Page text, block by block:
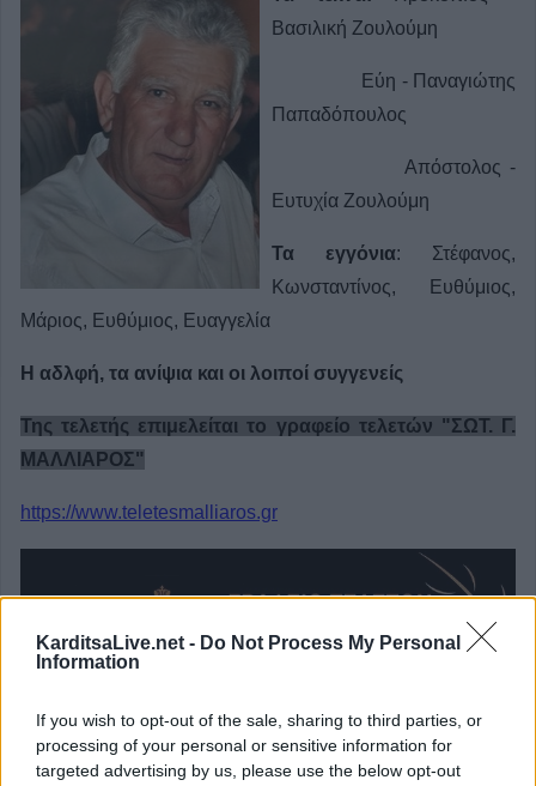
KarditsaLive.net - Do Not Process My Personal
Information
If you wish to opt-out of the sale, sharing to third parties, or
processing of your personal or sensitive information for
targeted advertising by us, please use the below opt-out
Βασιλική Ζουλούμη
Εύη - Παναγιώτης
Παπαδόπουλος
Απόστολος -
Ευτυχία Ζουλούμη
Τα εγγόνια: Στέφανος,
Κωνσταντίνος, Ευθύμιος,
Μάριος, Ευθύμιος, Ευαγγελία
Η αδλφή, τα ανίψια και οι λοιποί συγγενείς
Της τελετής επιμελείται το γραφείο τελετών "ΣΩΤ. Γ.
ΜΑΛΛΙΑΡΟΣ"
https://www.teletesmalliaros.gr